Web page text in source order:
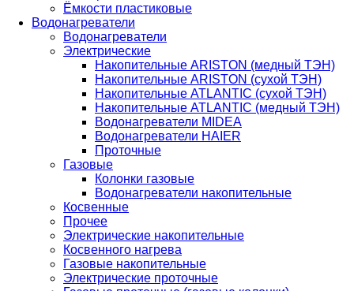
Ёмкости пластиковые
Водонагреватели
Водонагреватели
Электрические
Накопительные ARISTON (медный ТЭН)
Накопительные ARISTON (сухой ТЭН)
Накопительные ATLANTIC (сухой ТЭН)
Накопительные ATLANTIC (медный ТЭН)
Водонагреватели MIDEA
Водонагреватели HAIER
Проточные
Газовые
Колонки газовые
Водонагреватели накопительные
Косвенные
Прочее
Электрические накопительные
Косвенного нагрева
Газовые накопительные
Электрические проточные